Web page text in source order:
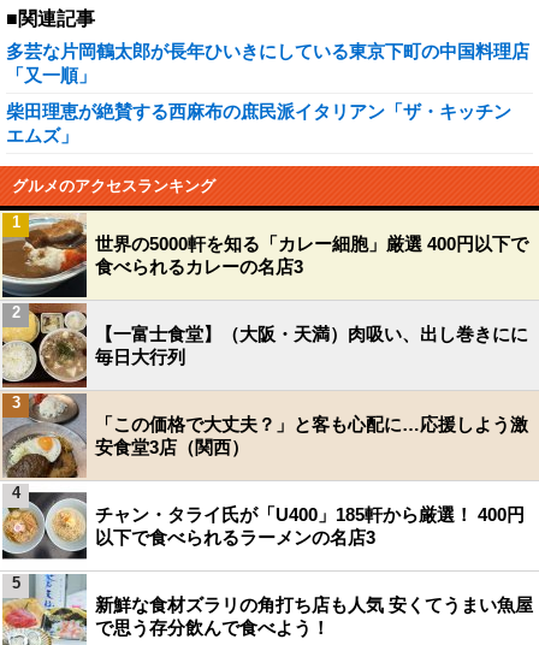
■関連記事
多芸な片岡鶴太郎が長年ひいきにしている東京下町の中国料理店
「又一順」
柴田理恵が絶賛する西麻布の庶民派イタリアン「ザ・キッチン
エムズ」
グルメのアクセスランキング
世界の5000軒を知る「カレー細胞」厳選 400円以下で
食べられるカレーの名店3
1
【一富士食堂】（大阪・天満）肉吸い、出し巻きにに
毎日大行列
2
「この価格で大丈夫？」と客も心配に…応援しよう激
安食堂3店（関西）
3
チャン・タライ氏が「U400」185軒から厳選！ 400円
以下で食べられるラーメンの名店3
4
新鮮な食材ズラリの角打ち店も人気 安くてうまい魚屋
で思う存分飲んで食べよう！
5